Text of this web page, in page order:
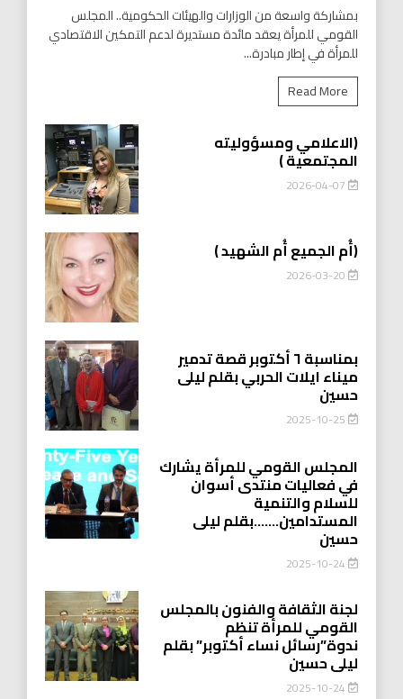
بمشاركة واسعة من الوزارات والهيئات الحكومية.. المجلس
القومي للمرأة يعقد مائدة مستديرة لدعم التمكين الاقتصادي
للمرأة في إطار مبادرة...
Read More
(الاعلامي ومسؤوليته
المجتمعية )
2026-04-07
(أُم الجميع أُم الشهيد )
2026-03-20
بمناسبة ٦ أكتوبر قصة تدمير
ميناء ايلات الحربي بقلم ليلى
حسين
2025-10-25
المجلس القومي للمرأة يشارك
في فعاليات منتدى أسوان
للسلام والتنمية
المستدامين…….بقلم ليلى
حسين
2025-10-24
لجنة الثقافة والفنون بالمجلس
القومي للمرأة تنظم
ندوة”رسائل نساء أكتوبر” بقلم
ليلى حسين
2025-10-24